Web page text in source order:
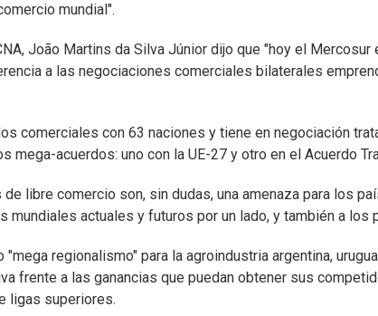
mundial".
João Martins da Silva Júnior dijo que "hoy el
a las negociaciones comerciales bilaterales
comerciales con 63 naciones y tiene en negociación
mega-acuerdos: uno con la UE-27 y otro en el Acuerdo
libre comercio son, sin dudas, una amenaza para los
mundiales actuales y futuros por un lado, y también a los
"mega regionalismo" para la agroindustria argentina,
frente a las ganancias que puedan obtener sus
ligas superiores.